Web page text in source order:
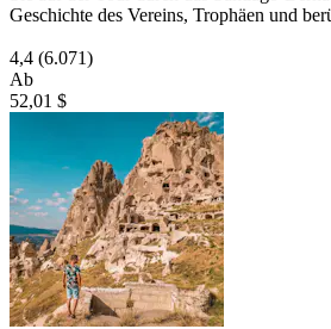
Geschichte des Vereins, Trophäen und
4,4 (6.071)
Ab
52,01 $